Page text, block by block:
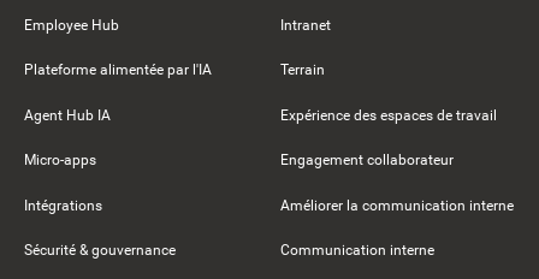
Employee Hub
Plateforme alimentée par l'IA
Agent Hub IA
Micro-apps
Intégrations
Sécurité & gouvernance
Intranet
Terrain
Expérience des espaces de travail
Engagement collaborateur
Améliorer la communication interne
Communication interne